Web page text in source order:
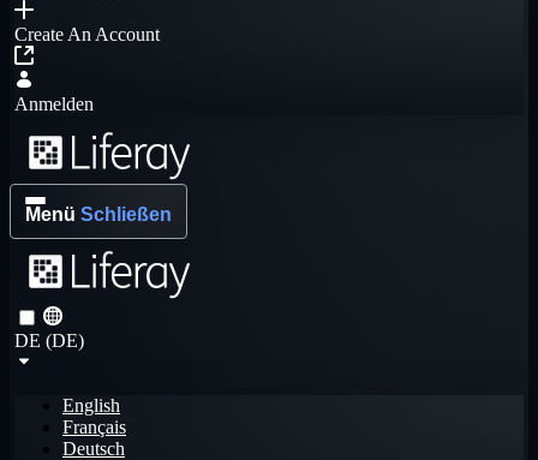
Create An Account
Anmelden
Menü Schließen
DE (DE)
English
Français
Deutsch